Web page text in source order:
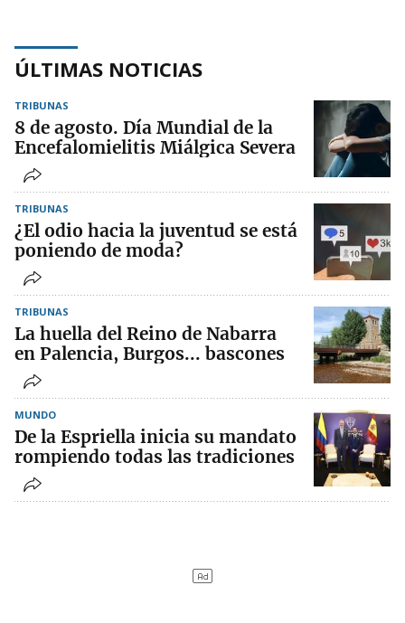
ÚLTIMAS NOTICIAS
TRIBUNAS
8 de agosto. Día Mundial de la
Encefalomielitis Miálgica Severa
TRIBUNAS
¿El odio hacia la juventud se está
poniendo de moda?
TRIBUNAS
La huella del Reino de Nabarra
en Palencia, Burgos... bascones
MUNDO
De la Espriella inicia su mandato
rompiendo todas las tradiciones